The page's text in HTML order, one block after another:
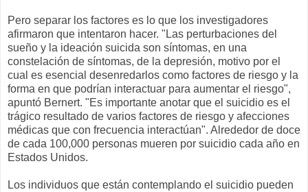
Pero separar los factores es lo que los investigadores
afirmaron que intentaron hacer. "Las perturbaciones del
sueño y la ideación suicida son síntomas, en una
constelación de síntomas, de la depresión, motivo por el
cual es esencial desenredarlos como factores de riesgo y la
forma en que podrían interactuar para aumentar el riesgo",
apuntó Bernert. "Es importante anotar que el suicidio es el
trágico resultado de varios factores de riesgo y afecciones
médicas que con frecuencia interactúan". Alrededor de doce
de cada 100,000 personas mueren por suicidio cada año en
Estados Unidos.
Los individuos que están contemplando el suicidio pueden